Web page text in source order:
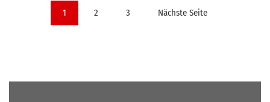
Seitennummerierung
1 2 3 Nächste Seite